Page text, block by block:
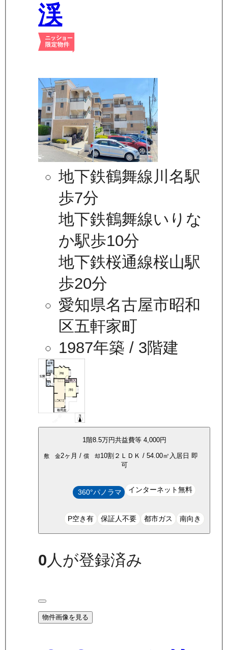
渓
地下鉄鶴舞線川名駅
歩7分
地下鉄鶴舞線いりな
か駅歩10分
地下鉄桜通線桜山駅
歩20分
愛知県名古屋市昭和
区五軒家町
1987年築 / 3階建
1階8.5万円共益費等 4,000円
敷 金2ヶ月 / 償 却10割 ２ＬＤＫ / 54.00㎡ 入居日 即
可
360°パノラマ インターネット無料
P空き有 保証人不要 都市ガス 南向き
0人が登録済み
物件画像を見る